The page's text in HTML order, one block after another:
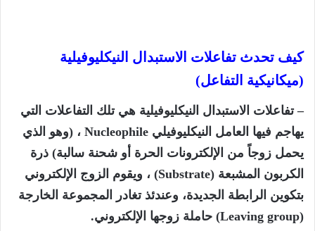
كيف تحدث تفاعلات الاستبدال النيكليوفيلية
(ميكانيكية التفاعل)
– تفاعلات الاستبدال النيكليوفيلية هي تلك التفاعلات التي
يهاجم فيها العامل النيكليوفيلي Nucleophile ، (وهو الذي
يحمل زوجاً من الإلكترونات الحرة أو شحنة سالبة) ذرة
الكربون المشبعة (Substrate) ، ويقوم الزوج الإلكتروني
بتكوين الرابطة الجديدة، وعندئذ تغادر المجموعة الخارجة
(Leaving group) حاملة زوجها الإلكتروني.